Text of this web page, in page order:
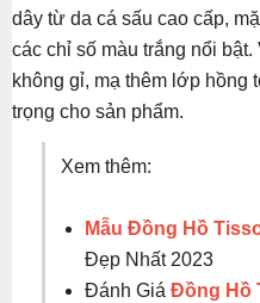
dây từ da cá sấu cao cấp,
các chỉ số màu trắng nổi
không gỉ, mạ thêm lớp hồng
trọng cho sản phẩm.
Xem thêm:
Mẫu Đồng Hồ
Đẹp Nhất 2023
Đánh Giá Đồng Hồ